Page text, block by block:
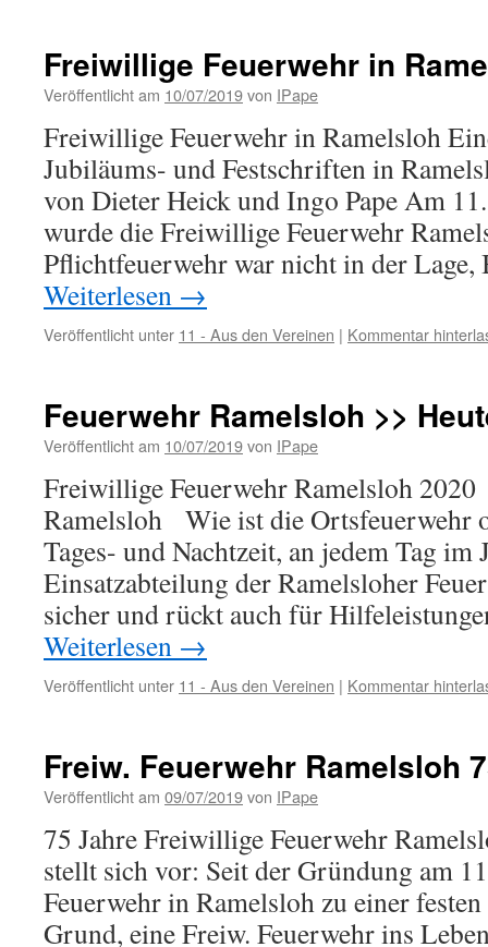
Freiwillige Feuerwehr in
Veröffentlicht am 10/07/2019von IPape
Freiwillige Feuerwehr in Ramelsloh
Jubiläums- und Festschriften in
von Dieter Heick und Ingo Pape Am
wurde die Freiwillige Feuerwehr
Pflichtfeuerwehr war nicht in der
Weiterlesen →
Veröffentlicht unter 11 - Aus den Vereinen | Kommentar
Feuerwehr Ramelsloh >>
Veröffentlicht am 10/07/2019von IPape
Freiwillige Feuerwehr Ramelsloh
Ramelsloh Wie ist die Ortsfeuerwehr
Tages- und Nachtzeit, an jedem Tag im
Einsatzabteilung der Ramelsloher
sicher und rückt auch für
Weiterlesen →
Veröffentlicht unter 11 - Aus den Vereinen | Kommentar
Freiw. Feuerwehr Ramelsloh
Veröffentlicht am 09/07/2019von IPape
75 Jahre Freiwillige Feuerwehr
stellt sich vor: Seit der Gründung am
Feuerwehr in Ramelsloh zu einer
Grund, eine Freiw. Feuerwehr ins